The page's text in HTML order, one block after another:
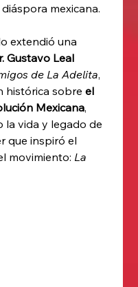
mexicana.
extendió una
Gustavo Leal
de La Adelita,
histórica sobre el
Mexicana,
la vida y legado de
que inspiró el
movimiento: La